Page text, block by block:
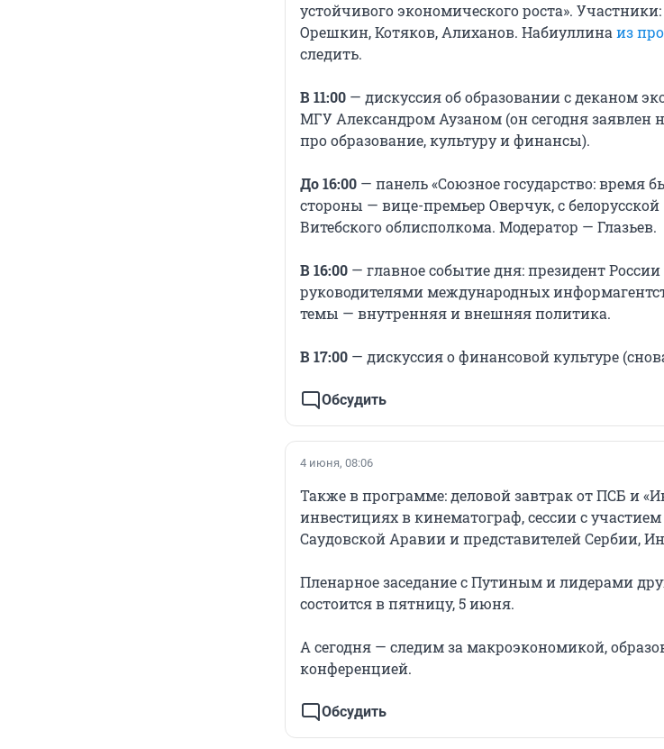
устойчивого экономического роста».
Орешкин, Котяков, Алиханов. Набиуллина из
следить.
В 11:00 — дискуссия об образовании с деканом
МГУ Александром Аузаном (он сегодня заявлен
про образование, культуру и финансы).
До 16:00 — панель «Союзное государство: время
стороны — вице-премьер Оверчук, с белорусской
Витебского облисполкома. Модератор — Глазьев.
В 16:00 — главное событие дня: президент России
руководителями международных
темы — внутренняя и внешняя политика.
В 17:00 — дискуссия о финансовой культуре
Обсудить
4 июня, 08:06
Также в программе: деловой завтрак от ПСБ и
инвестициях в кинематограф, сессии с
Саудовской Аравии и представителей Сербии,
Пленарное заседание с Путиным и лидерами
состоится в пятницу, 5 июня.
А сегодня — следим за макроэкономикой,
конференцией.
Обсудить